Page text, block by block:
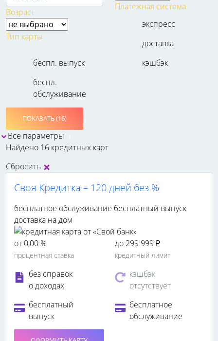
Возраст
Платежная система
Тип карты
экспресс
доставка
беспл. выпуск
беспл.
обслуживание
кэшбэк
ПОКАЗАТЬ (16)
Все параметры
Найдено 16 кредитных карт
Сбросить
Своя Кредитка – 120 дней без %
бесплатное обслуживание бесплатный выпуск
доставка на дом
от 0,00 %
процентная ставка
до 299 999 ₽
кредитный лимит
без справок
о доходах
кэшбэк
отсутствует
бесплатный
выпуск
бесплатное
обслуживание